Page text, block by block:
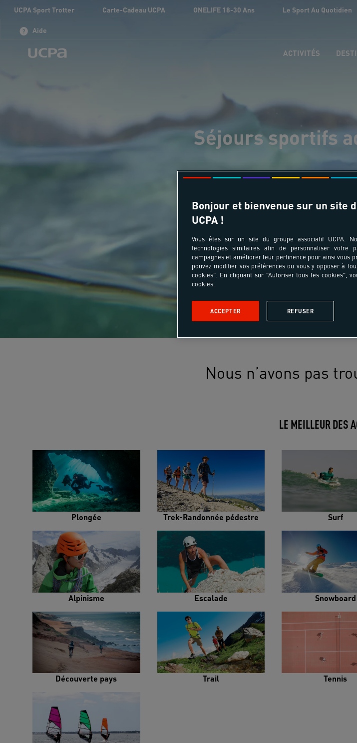
UCPA Sport Trotter Carte-Cadeau UCPA ONELIFE 18-30 Ans Le Sport Au Quotidien
Aide
ACTIVITÉS
Séjours sportifs
Nous n’avons pas
LE MEILLEUR DES
Plongée Trek-Randonnée pédestre Surf
Alpinisme Escalade Snowboard
Découverte pays Trail Tennis
Bonjour et bienvenue sur un site
UCPA !
Vous êtes sur un site du groupe associatif UCPA.
technologies similaires afin de personnaliser votre
campagnes et améliorer leur pertinence pour ainsi vous
pouvez modifier vos préférences ou vous y opposer à
cookies". En cliquant sur "Autoriser tous les cookies",
cookies.
REFUSER
ACCEPTER